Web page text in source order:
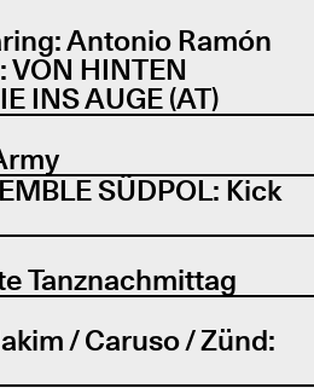
Antonio Ramón
VON HINTEN
INS AUGE (AT)
SÜDPOL: Kick
Tanznachmittag
/ Caruso / Zünd: